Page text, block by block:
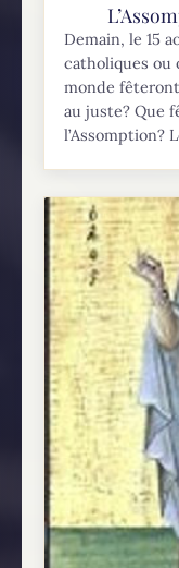
Demain, le 15
catholiques ou
monde
au juste? Que
l’Assomption?